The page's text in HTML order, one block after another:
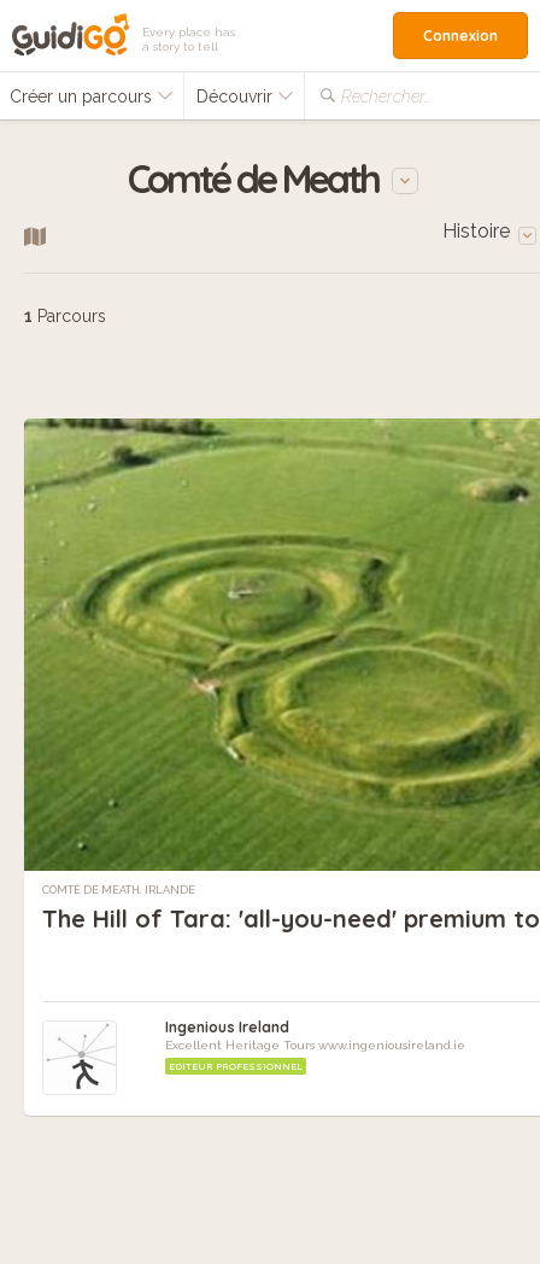
Every place has
a story to tell
Créer un parcours Découvrir Rechercher…
Connexion
Comté de Meath
Histoire
1 Parcours
COMTÉ DE MEATH, IRLANDE
The Hill of Tara: 'all-you-need' premium
Ingenious Ireland
Excellent Heritage Tours www.ingeniousireland.ie
EDITEUR PROFESSIONNEL